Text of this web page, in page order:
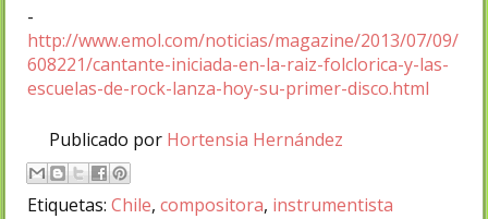
-
http://www.emol.com/noticias/magazine/2013/07/09/
608221/cantante-iniciada-en-la-raiz-folclorica-y-las-
escuelas-de-rock-lanza-hoy-su-primer-disco.html
Publicado por Hortensia Hernández
Etiquetas: Chile, compositora, instrumentista